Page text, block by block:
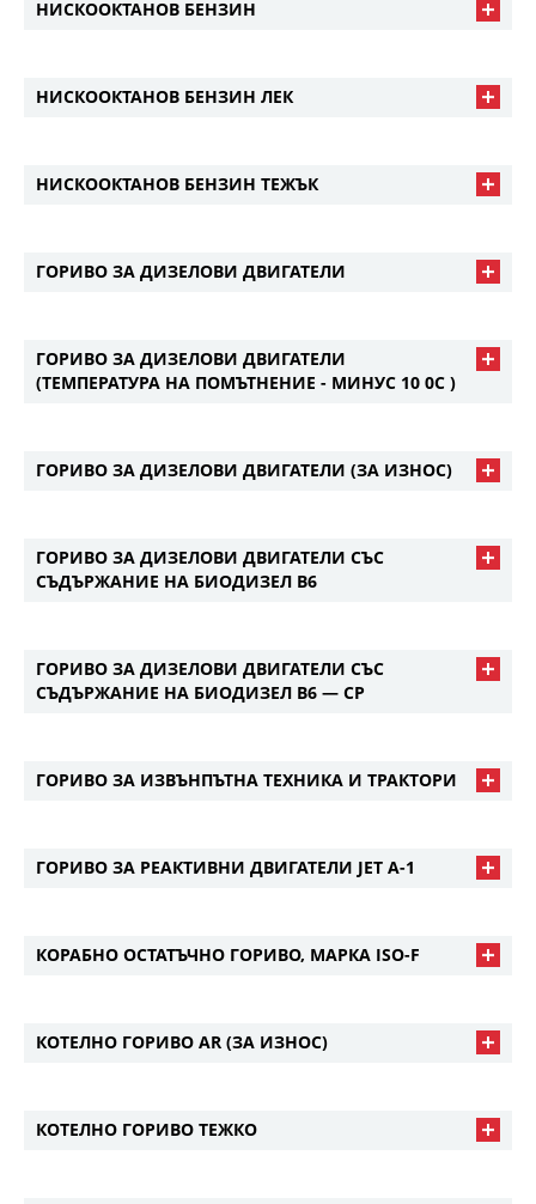
НИСКООКТАНОВ БЕНЗИН
НИСКООКТАНОВ БЕНЗИН ЛЕК
НИСКООКТАНОВ БЕНЗИН ТЕЖЪК
ГОРИВО ЗА ДИЗЕЛОВИ ДВИГАТЕЛИ
ГОРИВО ЗА ДИЗЕЛОВИ ДВИГАТЕЛИ
(ТЕМПЕРАТУРА НА ПОМЪТНЕНИЕ - МИНУС 10 0С )
ГОРИВО ЗА ДИЗЕЛОВИ ДВИГАТЕЛИ (ЗА ИЗНОС)
ГОРИВО ЗА ДИЗЕЛОВИ ДВИГАТЕЛИ СЪС
СЪДЪРЖАНИЕ НА БИОДИЗЕЛ В6
ГОРИВО ЗА ДИЗЕЛОВИ ДВИГАТЕЛИ СЪС
СЪДЪРЖАНИЕ НА БИОДИЗЕЛ В6 — CP
ГОРИВО ЗА ИЗВЪНПЪТНА ТЕХНИКА И ТРАКТОРИ
ГОРИВО ЗА РЕАКТИВНИ ДВИГАТЕЛИ JET A-1
КОРАБНО ОСТАТЪЧНО ГОРИВО, МАРКА ISO-F
КОТЕЛНО ГОРИВО AR (ЗА ИЗНОС)
КОТЕЛНО ГОРИВО ТЕЖКО